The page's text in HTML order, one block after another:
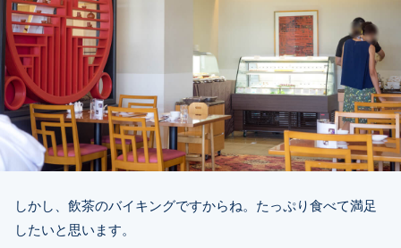
しかし、飲茶のバイキングですからね。たっぷり食べて満足
したいと思います。